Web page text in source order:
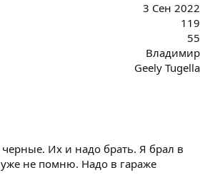
3 Сен 2022
119
55
Владимир
Geely Tugella
черные. Их и надо брать. Я брал в
не помню. Надо в гараже